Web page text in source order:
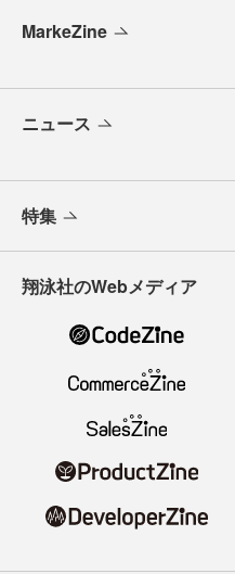
MarkeZine
ニュース
特集
翔泳社のWebメディア